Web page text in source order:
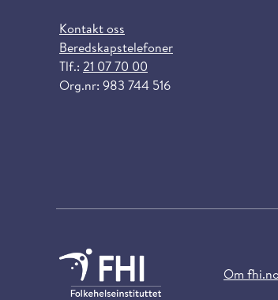
Kontakt oss
Beredskapstelefoner
Tlf.: 21 07 70 00
Org.nr: 983 744 516
Om